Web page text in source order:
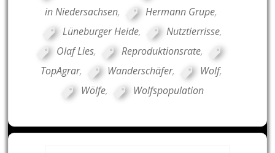
in Niedersachsen, Hermann Grupe,
Lüneburger Heide, Nutztierrisse,
Olaf Lies, Reproduktionsrate,
TopAgrar, Wanderschäfer, Wolf,
Wölfe, Wolfspopulation